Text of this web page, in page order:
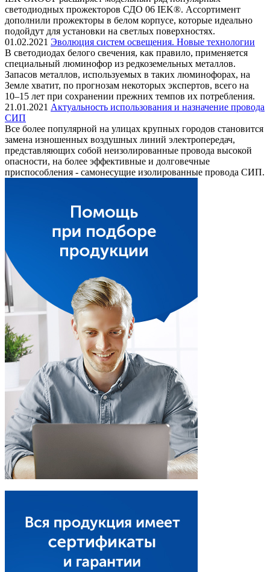
светодиодных прожекторов СДО 06 IEK®. Ассортимент
дополнили прожекторы в белом корпусе, которые идеально
подойдут для установки на светлых поверхностях.
01.02.2021 Эволюция систем освещения. Новые технологии
В светодиодах белого свечения, как правило, применяется
специальный люминофор из редкоземельных металлов.
Запасов металлов, используемых в таких люминофорах, на
Земле хватит, по прогнозам некоторых экспертов, всего на
10–15 лет при сохранении прежних темпов их потребления.
21.01.2021 Актуальность использования и назначение провода
СИП
Все более популярной на улицах крупных городов становится
замена изношенных воздушных линий электропередач,
представляющих собой неизолированные провода высокой
опасности, на более эффективные и долговечные
приспособления - самонесущие изолированные провода СИП.